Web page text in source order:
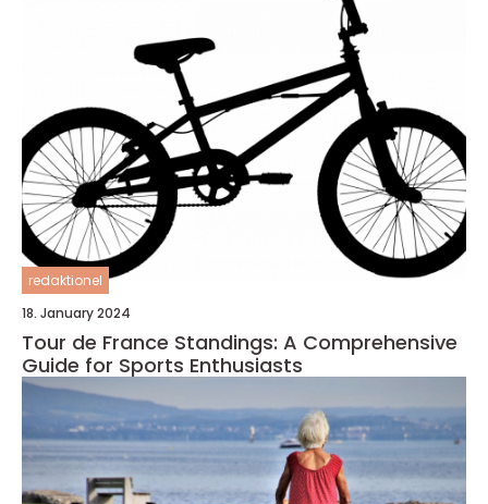
redaktionel
18. January 2024
Tour de France Standings: A Comprehensive
Guide for Sports Enthusiasts